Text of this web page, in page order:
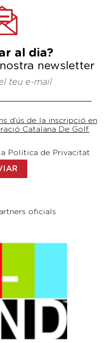
al dia?
newsletter
teu e-mail
d’ús de la inscripció en
Catalana De Golf.
Política de Privacitat
oficials